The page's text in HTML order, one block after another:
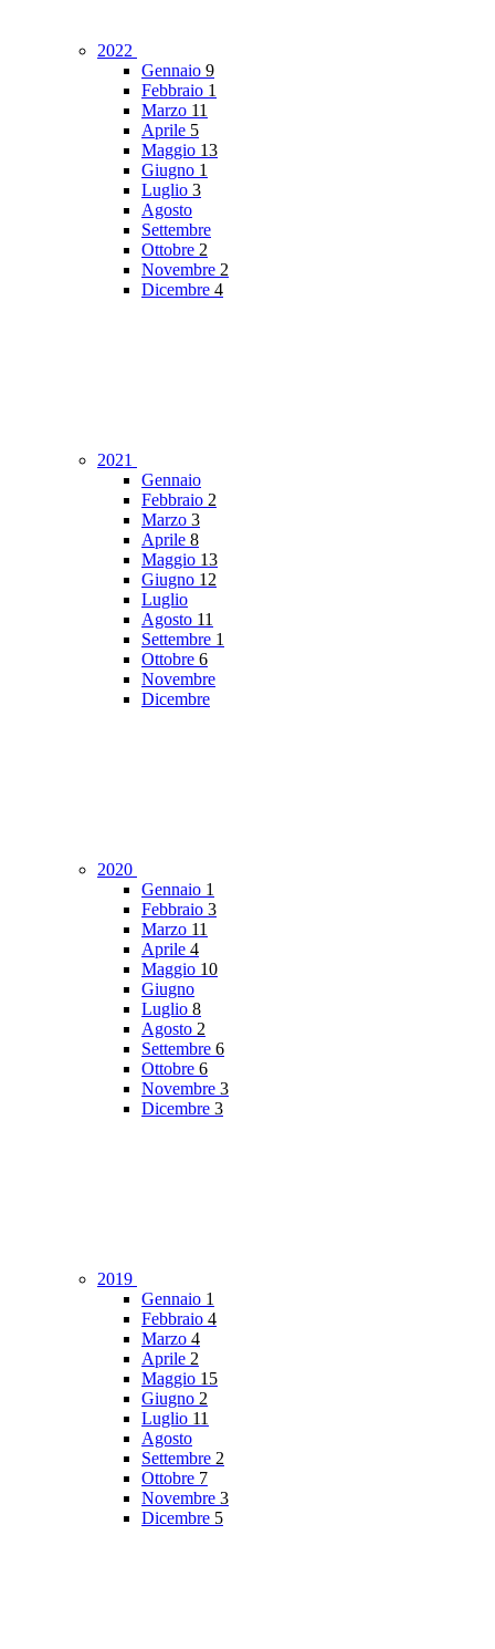
2022
Gennaio 9
Febbraio 1
Marzo 11
Aprile 5
Maggio 13
Giugno 1
Luglio 3
Agosto
Settembre
Ottobre 2
Novembre 2
Dicembre 4
2021
Gennaio
Febbraio 2
Marzo 3
Aprile 8
Maggio 13
Giugno 12
Luglio
Agosto 11
Settembre 1
Ottobre 6
Novembre
Dicembre
2020
Gennaio 1
Febbraio 3
Marzo 11
Aprile 4
Maggio 10
Giugno
Luglio 8
Agosto 2
Settembre 6
Ottobre 6
Novembre 3
Dicembre 3
2019
Gennaio 1
Febbraio 4
Marzo 4
Aprile 2
Maggio 15
Giugno 2
Luglio 11
Agosto
Settembre 2
Ottobre 7
Novembre 3
Dicembre 5